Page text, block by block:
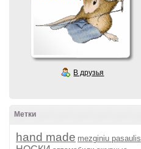
В друзья
Метки
hand made mezginiu pasaulis